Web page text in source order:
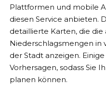
Plattformen und mobile
diesen Service anbieten.
detaillierte Karten, die die
Niederschlagsmengen in
der Stadt anzeigen.
Vorhersagen, sodass Sie
planen können.